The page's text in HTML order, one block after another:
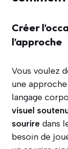
Créer
l’approche
Vous voulez
une
langage
visuel
sourire dans
besoin de